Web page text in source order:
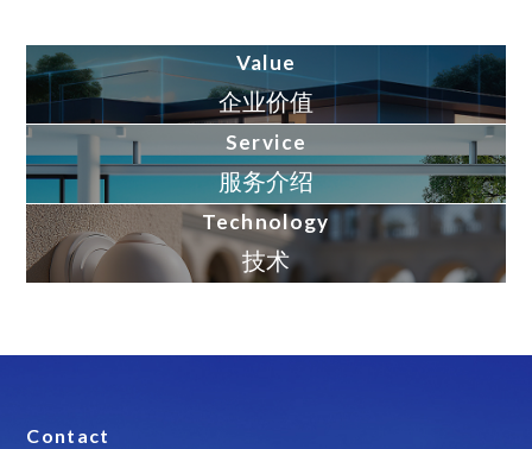
Value
企业价值
Service
服务介绍
Technology
技术
Contact